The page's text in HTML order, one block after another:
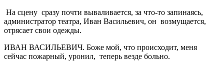
На сцену сразу почти вываливается, за что-то запинаясь,
администратор театра, Иван Васильевич, он возмущается,
отрясает свои одежды.
ИВАН ВАСИЛЬЕВИЧ. Боже мой, что происходит, меня
сейчас пожарный, уронил, теперь везде больно.